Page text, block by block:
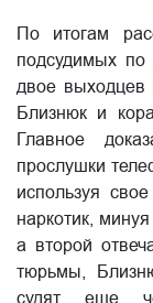
По итогам
подсудимых по
двое выходцев
Близнюк и
Главное
прослушки
используя
наркотик,
а второй
тюрьмы,